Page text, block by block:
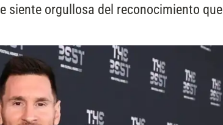
siente orgullosa del reconocimiento que